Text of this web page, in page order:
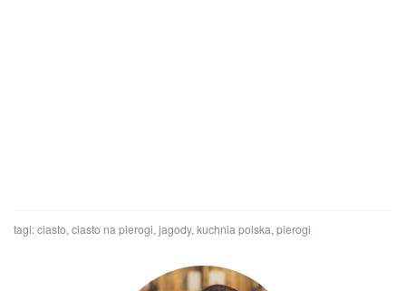
tagi:ciasto, ciasto na pierogi, jagody, kuchnia polska, pierogi